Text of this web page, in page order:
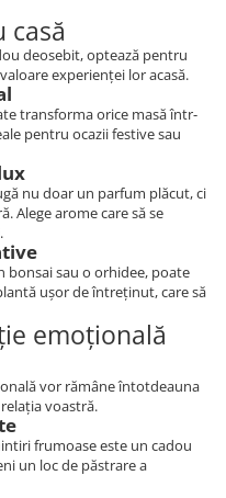
casă
deosebit, optează pentru
experienței lor acasă.
transforma orice masă într-
pentru ocazii festive sau
nu doar un parfum plăcut, ci
Alege arome care să se
bonsai sau o orhidee, poate
ușor de întreținut, care să
emoțională
vor rămâne întotdeauna
voastră.
frumoase este un cadou
un loc de păstrare a